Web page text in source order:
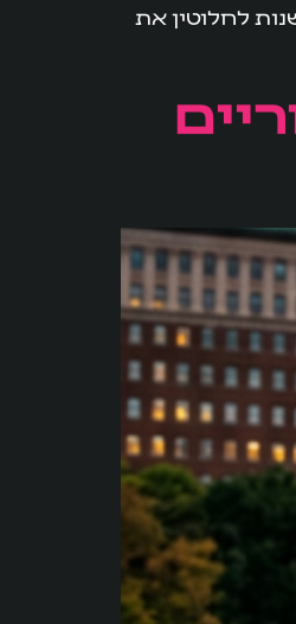
לחלוטין את